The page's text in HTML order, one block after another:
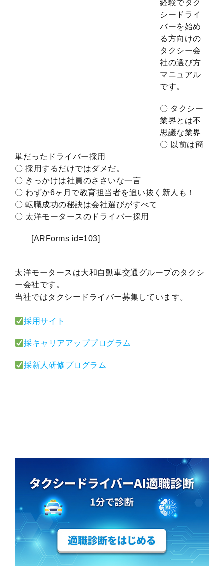
経験でタク
シードライ
バーを始め
る方向けの
タクシー会
社の選び方
マニュアル
です。
〇 タクシー
業界とは不
思議な業界
〇 以前は簡
単だったドライバー採用
〇 採用するだけではダメだ。
〇 きっかけは社員のささいな一言
〇 わずか6ヶ月で教育担当者を追い抜く新人も！
〇 転職成功の秘訣は会社選びがすべて
〇 太洋モータースのドライバー採用
[ARForms id=103]
太洋モータースは大和自動車交通グループのタクシ
ー会社です。
当社ではタクシードライバー募集しています。
採用サイト
採キャリアアッププログラム
採新人研修プログラム